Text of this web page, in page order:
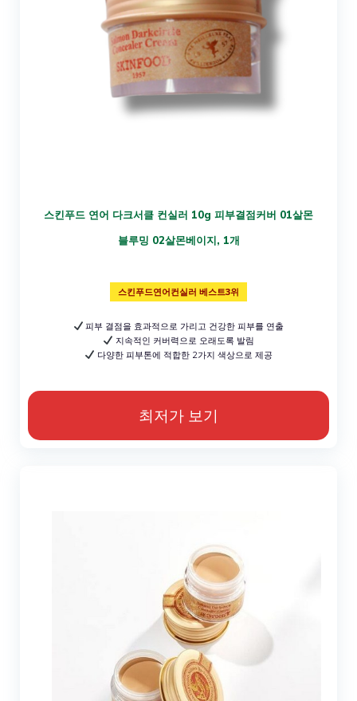
스킨푸드 연어 다크서클 컨실러 10g 피부결점커버 01살몬
블루밍 02살몬베이지, 1개
스킨푸드연어컨실러 베스트3위
피부 결점을 효과적으로 가리고 건강한 피부를 연출
지속적인 커버력으로 오래도록 발림
다양한 피부톤에 적합한 2가지 색상으로 제공
최저가 보기